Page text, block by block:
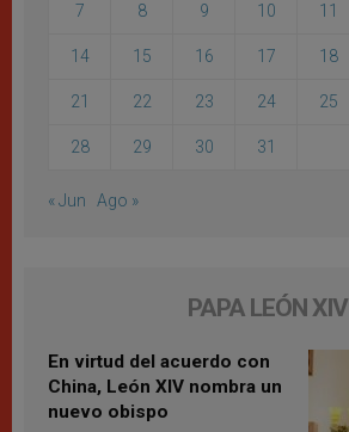
7 8 9 10 11
14 15 16 17 18
21 22 23 24 25
28 29 30 31
« Jun Ago »
PAPA LEÓN XIV
En virtud del acuerdo con
China, León XIV nombra un
nuevo obispo